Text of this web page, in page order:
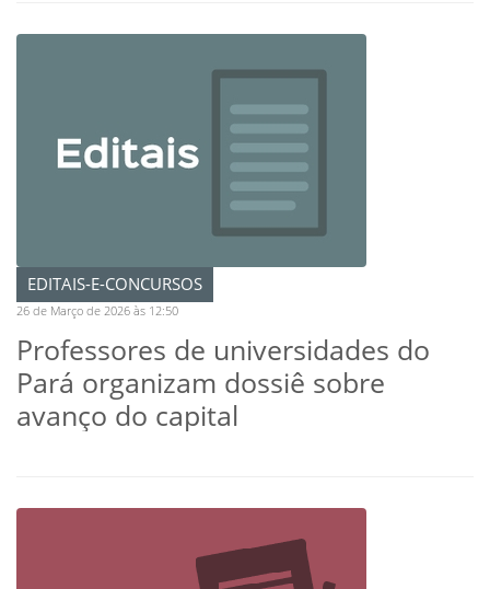
EDITAIS-E-CONCURSOS
26 de Março de 2026 às 12:50
Professores de universidades do
Pará organizam dossiê sobre
avanço do capital